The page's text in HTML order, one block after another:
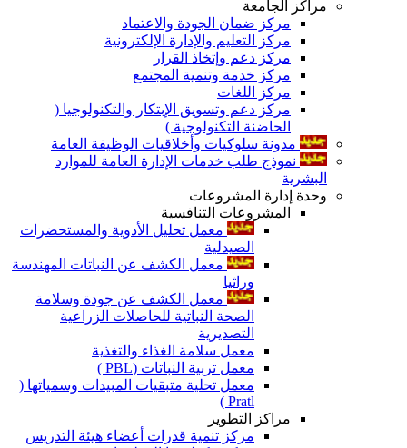
مراكز الجامعة
مركز ضمان الجودة والاعتماد
مركز التعليم والإدارة الإلكترونية
مركز دعم وإتخاذ القرار
مركز خدمة وتنمية المجتمع
مركز اللغات
مركز دعم وتسويق الإبتكار والتكنولوجيا (
الحاضنة التكنولوجية )
مدونة سلوكيات وأخلاقيات الوظيفة العامة
نموذج طلب خدمات الإدارة العامة للموارد
البشرية
وحدة إدارة المشروعات
المشروعات التنافسية
معمل تحليل الأدوية والمستحضرات
الصيدلية
معمل الكشف عن النباتات المهندسة
وراثيا
معمل الكشف عن جودة وسلامة
الصحة النباتية للحاصلات الزراعية
التصديرية
معمل سلامة الغذاء والتغذية
معمل تربية النباتات (PBL )
معمل تحلية متبقيات المبيدات وسمياتها (
Pratl )
مراكز التطوير
مركز تنمية قدرات أعضاء هيئة التدريس